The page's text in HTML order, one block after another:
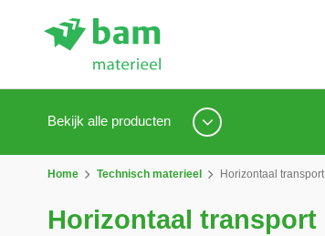
Bekijk alle producten
Home Technisch materieel Horizontaal transport
Horizontaal transport